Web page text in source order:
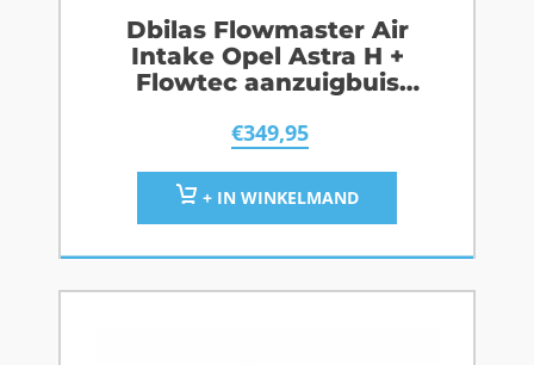
Dbilas Flowmaster Air
Intake Opel Astra H +
Flowtec aanzuigbuis
Z17DTH
€349,95
+ IN WINKELMAND